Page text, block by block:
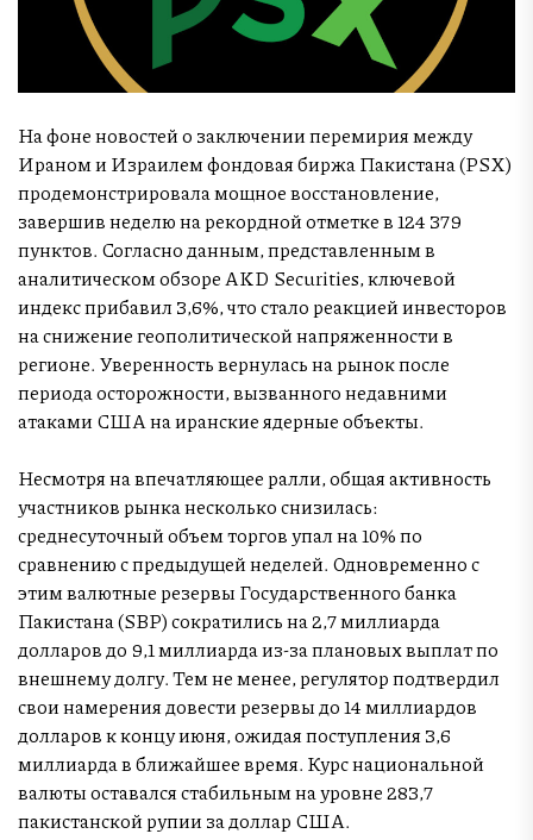
На фоне новостей о заключении перемирия между
Ираном и Израилем фондовая биржа Пакистана (PSX)
продемонстрировала мощное восстановление,
завершив неделю на рекордной отметке в 124 379
пунктов. Согласно данным, представленным в
аналитическом обзоре AKD Securities, ключевой
индекс прибавил 3,6%, что стало реакцией инвесторов
на снижение геополитической напряженности в
регионе. Уверенность вернулась на рынок после
периода осторожности, вызванного недавними
атаками США на иранские ядерные объекты.
Несмотря на впечатляющее ралли, общая активность
участников рынка несколько снизилась:
среднесуточный объем торгов упал на 10% по
сравнению с предыдущей неделей. Одновременно с
этим валютные резервы Государственного банка
Пакистана (SBP) сократились на 2,7 миллиарда
долларов до 9,1 миллиарда из-за плановых выплат по
внешнему долгу. Тем не менее, регулятор подтвердил
свои намерения довести резервы до 14 миллиардов
долларов к концу июня, ожидая поступления 3,6
миллиарда в ближайшее время. Курс национальной
валюты оставался стабильным на уровне 283,7
пакистанской рупии за доллар США.